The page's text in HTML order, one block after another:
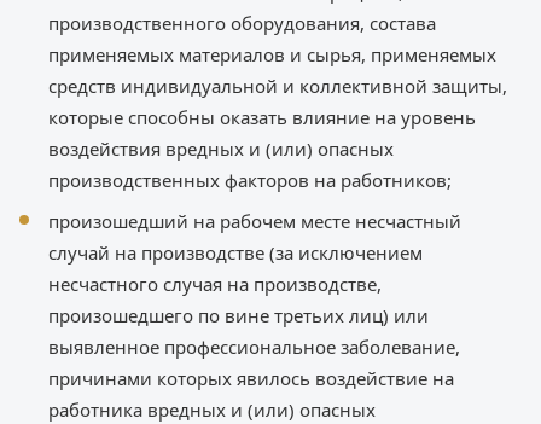
производственного оборудования, состава
применяемых материалов и сырья, применяемых
средств индивидуальной и коллективной защиты,
которые способны оказать влияние на уровень
воздействия вредных и (или) опасных
производственных факторов на работников;
произошедший на рабочем месте несчастный
случай на производстве (за исключением
несчастного случая на производстве,
произошедшего по вине третьих лиц) или
выявленное профессиональное заболевание,
причинами которых явилось воздействие на
работника вредных и (или) опасных